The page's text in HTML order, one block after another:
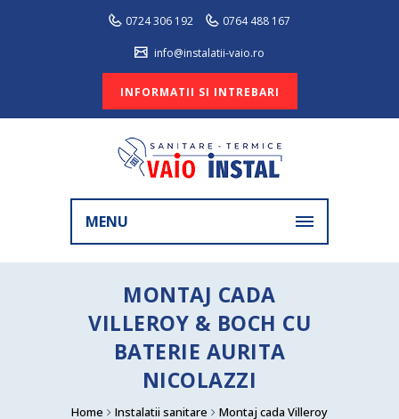
0724 306 192 0764 488 167
info@instalatii-vaio.ro
INFORMATII SI INTREBARI
MENU
MONTAJ CADA
VILLEROY & BOCH CU
BATERIE AURITA
NICOLAZZI
Home Instalatii sanitare
Montaj cada Villeroy